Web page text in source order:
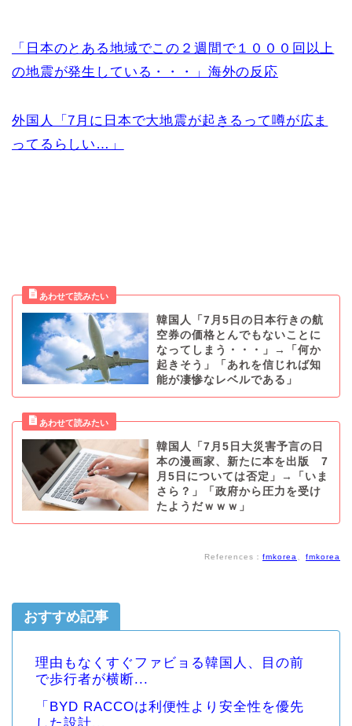
「日本のとある地域でこの２週間で１０００回以上
の地震が発生している・・・」海外の反応
外国人「7月に日本で大地震が起きるって噂が広ま
ってるらしい…」
韓国人「7月5日の日本行きの航
空券の価格とんでもないことに
なってしまう・・・」→「何か
起きそう」「あれを信じれば知
能が凄惨なレベルである」
韓国人「7月5日大災害予言の日
本の漫画家、新たに本を出版 7
月5日については否定」→「いま
さら？」「政府から圧力を受け
たようだｗｗｗ」
References： fmkorea、 fmkorea
おすすめ記事
理由もなくすぐファビョる韓国人、目の前
で歩行者が横断...
「BYD RACCOは利便性より安全性を優先